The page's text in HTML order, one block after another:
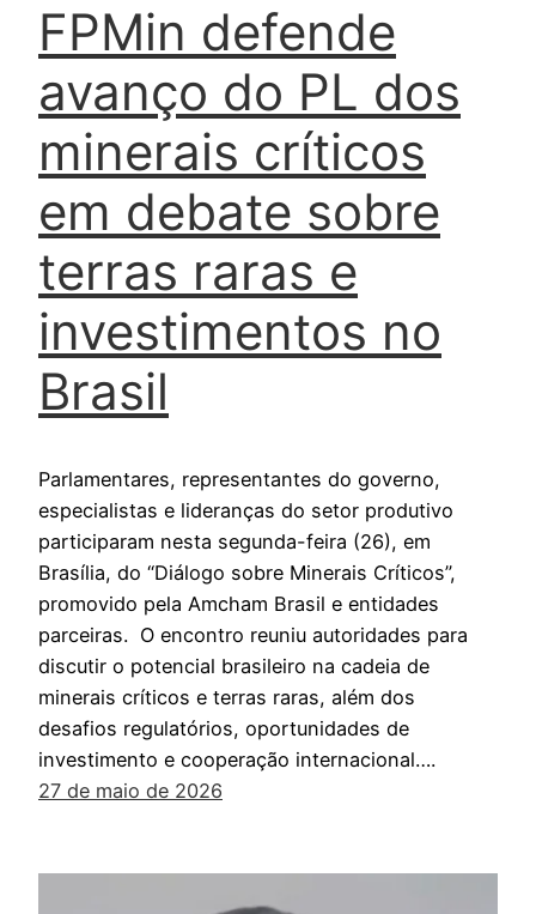
FPMin defende
avanço do PL dos
minerais críticos
em debate sobre
terras raras e
investimentos no
Brasil
Parlamentares, representantes do governo,
especialistas e lideranças do setor produtivo
participaram nesta segunda-feira (26), em
Brasília, do “Diálogo sobre Minerais Críticos”,
promovido pela Amcham Brasil e entidades
parceiras. O encontro reuniu autoridades para
discutir o potencial brasileiro na cadeia de
minerais críticos e terras raras, além dos
desafios regulatórios, oportunidades de
investimento e cooperação internacional….
27 de maio de 2026